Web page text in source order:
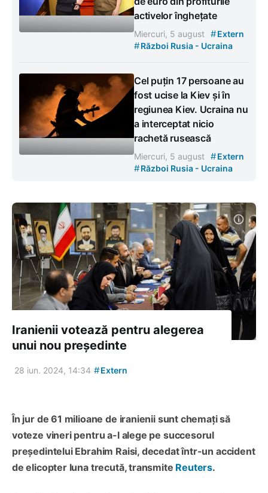
activelor înghețate
Miercuri, 5 august #Extern
#Război Rusia - Ucraina
Cel puțin 17 persoane au
fost ucise la Kiev și în
regiunea Kiev. Ucraina nu
a interceptat nicio
rachetă rusească
Miercuri, 5 august #Extern
#Război Rusia - Ucraina
Iranienii votează pentru alegerea
unui nou președinte
28 iun. 2024, 14:34 #Extern
În jur de 61 milioane de iranienii sunt chemați să
voteze vineri pentru a-l alege pe succesorul
președintelui Ebrahim Raisi, decedat într-un accident
de elicopter luna trecută, transmite Reuters.